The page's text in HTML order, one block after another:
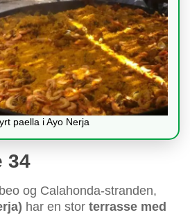
paella i Ayo Nerja
34
og Calahonda-stranden,
har en stor terrasse med